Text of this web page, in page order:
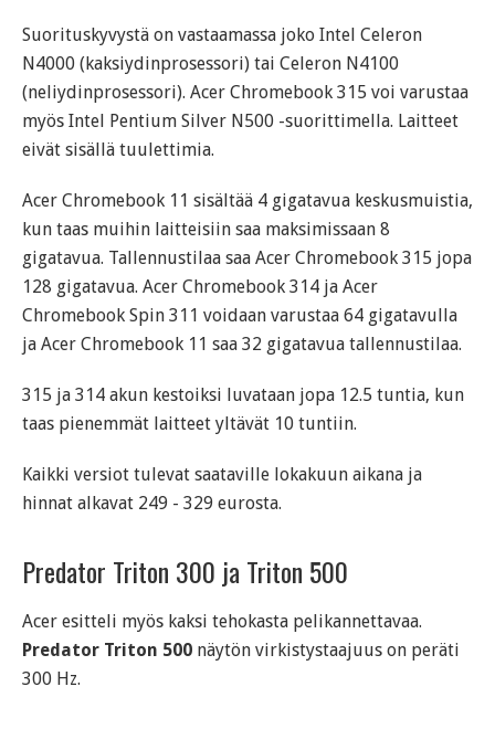
Suorituskyvystä on vastaamassa joko Intel Celeron
N4000 (kaksiydinprosessori) tai Celeron N4100
(neliydinprosessori). Acer Chromebook 315 voi varustaa
myös Intel Pentium Silver N500 -suorittimella. Laitteet
eivät sisällä tuulettimia.
Acer Chromebook 11 sisältää 4 gigatavua keskusmuistia,
kun taas muihin laitteisiin saa maksimissaan 8
gigatavua. Tallennustilaa saa Acer Chromebook 315 jopa
128 gigatavua. Acer Chromebook 314 ja Acer
Chromebook Spin 311 voidaan varustaa 64 gigatavulla
ja Acer Chromebook 11 saa 32 gigatavua tallennustilaa.
315 ja 314 akun kestoiksi luvataan jopa 12.5 tuntia, kun
taas pienemmät laitteet yltävät 10 tuntiin.
Kaikki versiot tulevat saataville lokakuun aikana ja
hinnat alkavat 249 - 329 eurosta.
Predator Triton 300 ja Triton 500
Acer esitteli myös kaksi tehokasta pelikannettavaa.
Predator Triton 500 näytön virkistystaajuus on peräti
300 Hz.